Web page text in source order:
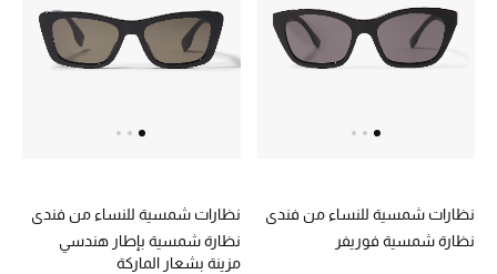
نظارات شمسية للنساء من فندي
نظارة شمسية فوريفر
نظارات شمسية للنساء من فندي
نظارة شمسية بإطار هندسي
مزينة بشعار الماركة